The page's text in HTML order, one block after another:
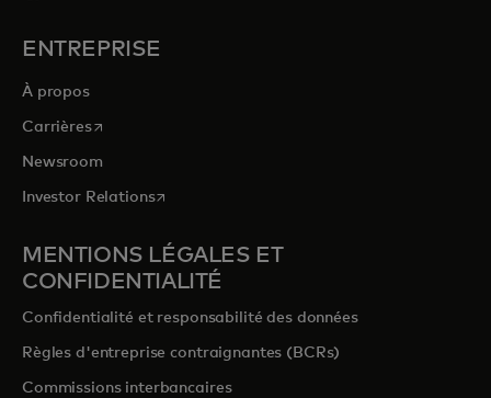
ENTREPRISE
À propos
Carrièress’ouvre dans un nouvel onglet
Newsroom
Investor Relationss’ouvre dans un nouvel onglet
MENTIONS LÉGALES ET
CONFIDENTIALITÉ
Confidentialité et responsabilité des données
Règles d'entreprise contraignantes (BCRs)
Commissions interbancaires